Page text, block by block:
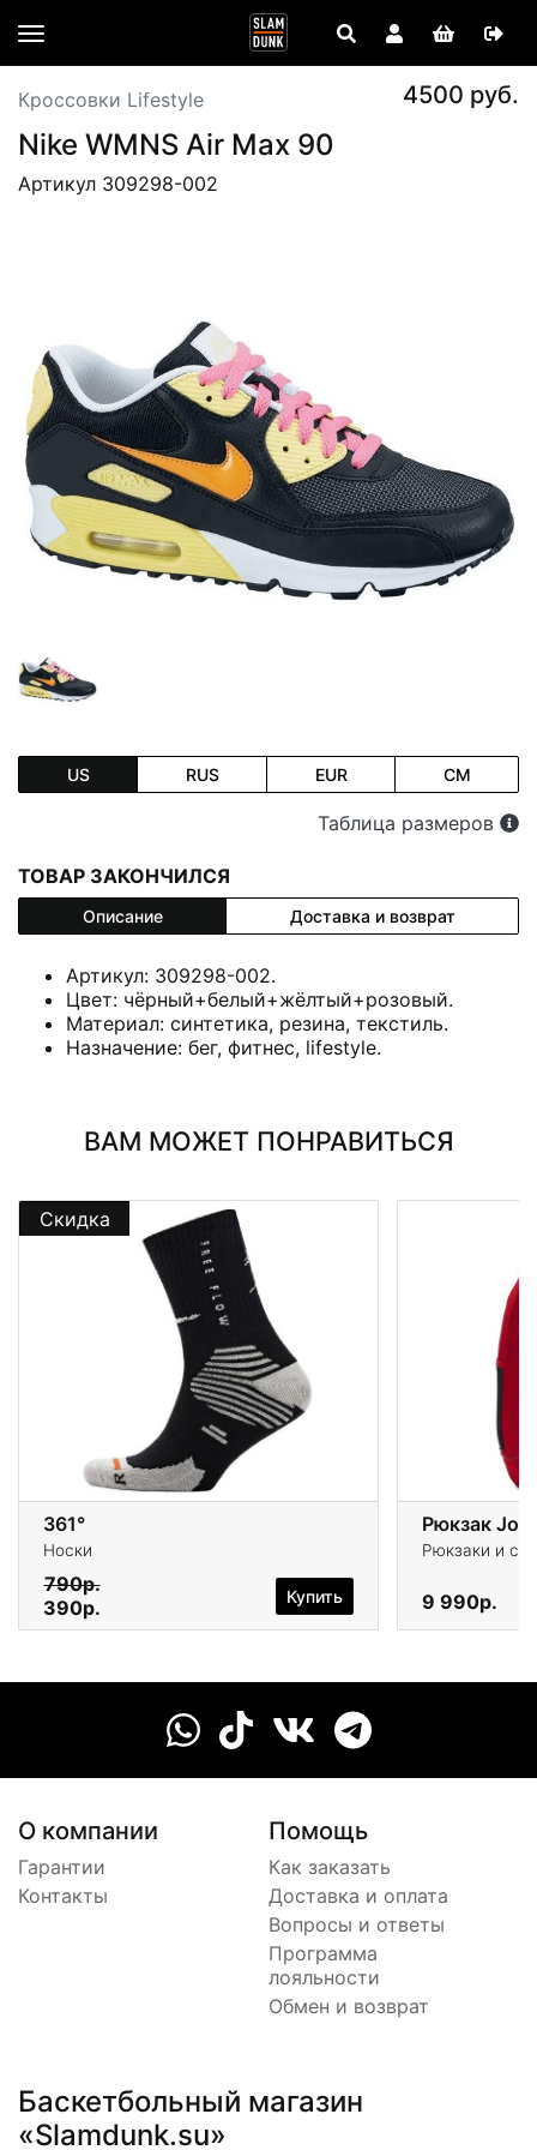
Кроссовки Lifestyle 4500 руб.
Nike WMNS Air Max 90
Артикул 309298-002
US RUS EUR CM
Таблица размеров
ТОВАР ЗАКОНЧИЛСЯ
Описание Доставка и возврат
Артикул: 309298-002.
Цвет: чёрный+белый+жёлтый+розовый.
Материал: синтетика, резина, текстиль.
Назначение: бег, фитнес, lifestyle.
ВАМ МОЖЕТ ПОНРАВИТЬСЯ
Скидка
361°
Носки
790р.
390р.
Купить
Рюкзак
Рюкзаки и
9 990р.
О компании
Гарантии
Контакты
Помощь
Как заказать
Доставка и оплата
Вопросы и ответы
Программа
лояльности
Обмен и возврат
Баскетбольный магазин
«Slamdunk.su»